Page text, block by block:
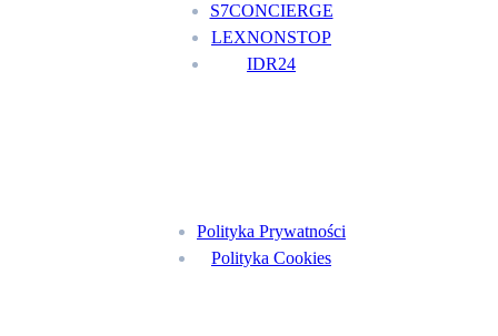
S7CONCIERGE
LEXNONSTOP
IDR24
Polityka Prywatności
Polityka Cookies